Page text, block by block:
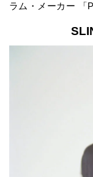
ラム・メーカー 「